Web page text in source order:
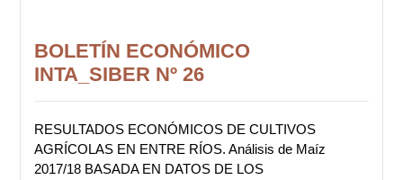
BOLETÍN ECONÓMICO
INTA_SIBER Nº 26
RESULTADOS ECONÓMICOS DE CULTIVOS
AGRÍCOLAS EN ENTRE RÍOS. Análisis de Maíz
2017/18 BASADA EN DATOS DE LOS